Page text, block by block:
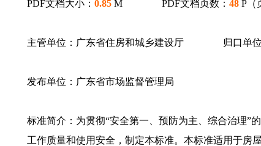
PDF文档大小： 0.85M PDF文档页数： 48P（
主管单位：广东省住房和城乡建设厅 归口单位
发布单位：广东省市场监督管理局
标准简介：为贯彻“安全第一、预防为主、综合治理”
工作质量和使用安全，制定本标准。本标准适用于房